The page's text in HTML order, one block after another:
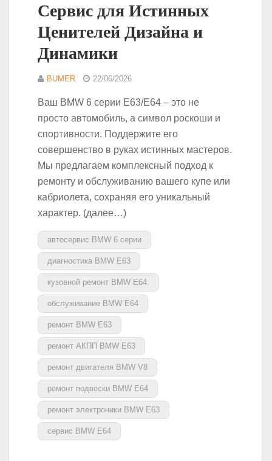
Сервис для Истинных
Ценителей Дизайна и
Динамики
BUMER 22/06/2026
Ваш BMW 6 серии E63/E64 – это не
просто автомобиль, а символ роскоши и
спортивности. Поддержите его
совершенство в руках истинных мастеров.
Мы предлагаем комплексный подход к
ремонту и обслуживанию вашего купе или
кабриолета, сохраняя его уникальный
характер. (далее…)
автосервис BMW 6 серии
диагностика BMW E63
кузовной ремонт BMW E64.
обслуживание BMW E64
ремонт BMW E63
ремонт АКПП BMW E63
ремонт двигателя BMW V8
ремонт подвески BMW E64
ремонт электроники BMW E63
сервис BMW E64